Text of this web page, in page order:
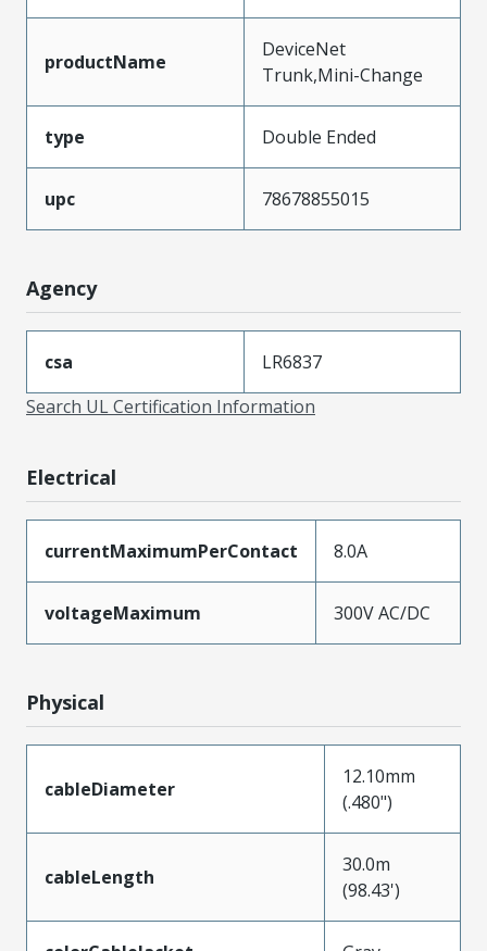
productName
DeviceNet
Trunk,Mini-Change
type Double Ended
upc 78678855015
Agency
csa
LR6837
Search UL Certification Information
Electrical
currentMaximumPerContact 8.0A
voltageMaximum 300V AC/DC
Physical
cableDiameter
12.10mm
(.480")
cableLength
30.0m
(98.43')